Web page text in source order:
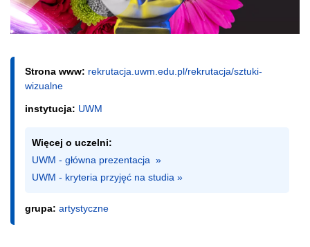
Strona www: rekrutacja.uwm.edu.pl/rekrutacja/sztuki-
wizualne
instytucja: UWM
Więcej o uczelni:
UWM - główna prezentacja  »
UWM - kryteria przyjęć na studia »
grupa: artystyczne